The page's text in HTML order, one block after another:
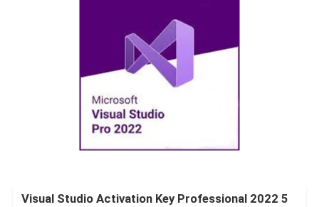
Visual Studio Activation Key Professional 2022 5